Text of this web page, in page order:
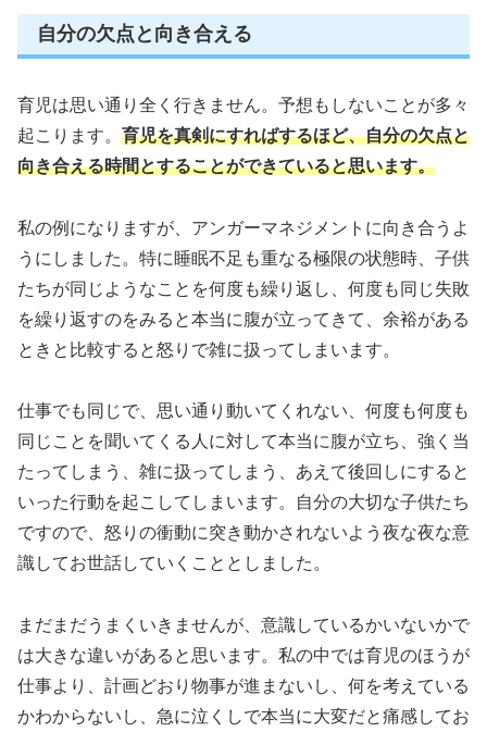
自分の欠点と向き合える
育児は思い通り全く行きません。予想もしないことが多々
起こります。 育児を真剣にすればするほど、自分の欠点と
向き合える時間とすることができていると思います。
私の例になりますが、アンガーマネジメントに向き合うよ
うにしました。特に睡眠不足も重なる極限の状態時、子供
たちが同じようなことを何度も繰り返し、何度も同じ失敗
を繰り返すのをみると本当に腹が立ってきて、余裕がある
ときと比較すると怒りで雑に扱ってしまいます。
仕事でも同じで、思い通り動いてくれない、何度も何度も
同じことを聞いてくる人に対して本当に腹が立ち、強く当
たってしまう、雑に扱ってしまう、あえて後回しにすると
いった行動を起こしてしまいます。自分の大切な子供たち
ですので、怒りの衝動に突き動かされないよう夜な夜な意
識してお世話していくこととしました。
まだまだうまくいきませんが、意識しているかいないかで
は大きな違いがあると思います。私の中では育児のほうが
仕事より、計画どおり物事が進まないし、何を考えている
かわからないし、急に泣くしで本当に大変だと痛感してお